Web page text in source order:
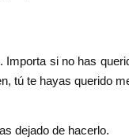
si no has
tú te hayas querido
dejado de hacerlo.